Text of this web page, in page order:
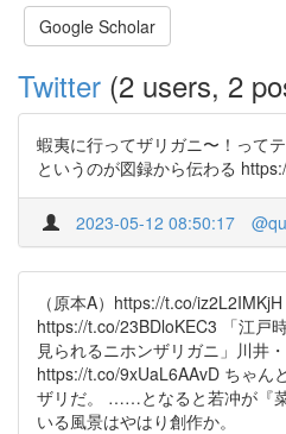
Google Scholar
Twitter (2 users, 2
蝦夷に行ってザリガニ〜！って
というのが図録から伝わる
2023-05-12 08:50:17
（原本A）https://t.co/iz2L2IMKjH
https://t.co/23BDloKEC3 「江戸
見られるニホンザリガニ」川井
https://t.co/9xUaL6AAvD ちゃん
ザリだ。 ……となると若冲が『
いる風景はやはり創作か。